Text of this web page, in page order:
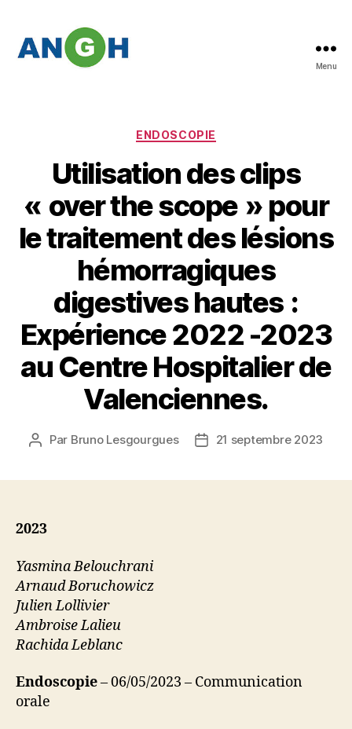
Menu
Catégories
ENDOSCOPIE
Utilisation des clips
« over the scope » pour
le traitement des lésions
hémorragiques
digestives hautes :
Expérience 2022 -2023
au Centre Hospitalier de
Valenciennes.
Auteur
Par Bruno Lesgourgues
Date21 septembre 2023
2023
Yasmina Belouchrani
Arnaud Boruchowicz
Julien Lollivier
Ambroise Lalieu
Rachida Leblanc
Endoscopie– 06/05/2023 – Communication
orale